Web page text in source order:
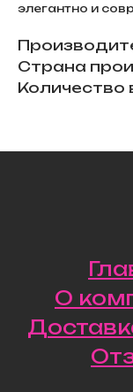
элегантно и
Страна
Количество
О